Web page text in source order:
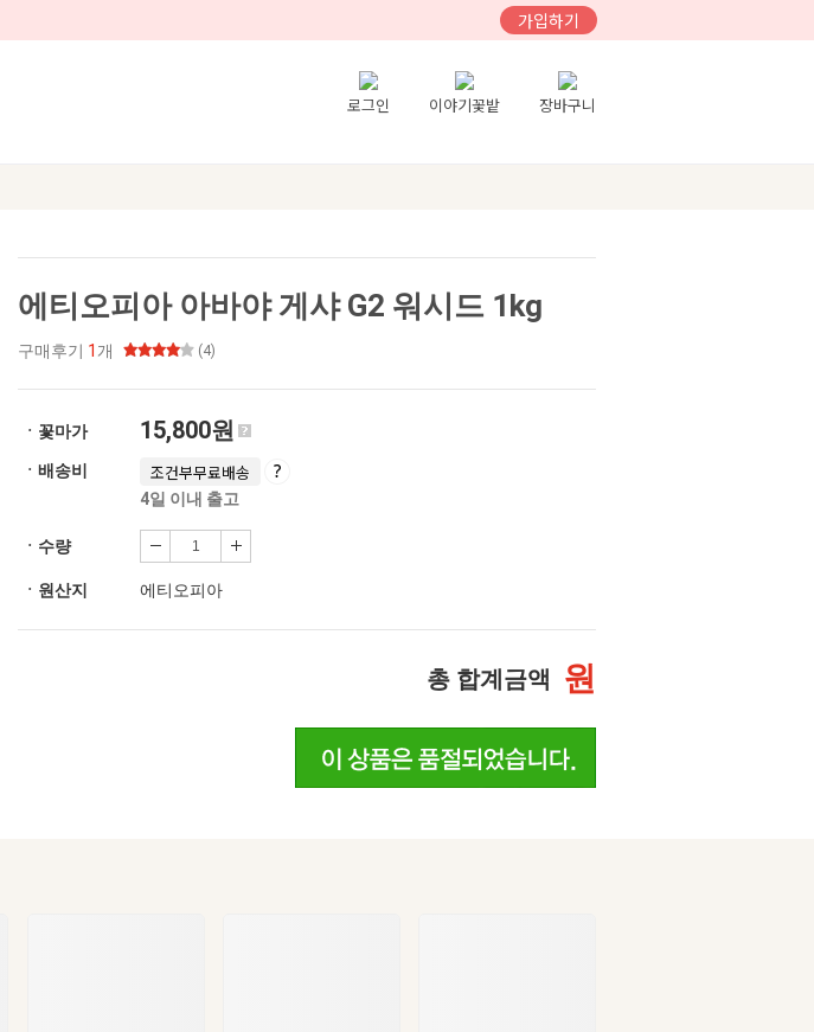
가입하기
로그인 이야기꽃밭 장바구니
에티오피아 아바야 게샤 G2 워시드 1kg
구매후기 1 개 (4)
ㆍ꽃마가 15,800원
ㆍ배송비 조건부무료배송
4일 이내 출고
ㆍ수량
ㆍ원산지 에티오피아
총 합계금액 원